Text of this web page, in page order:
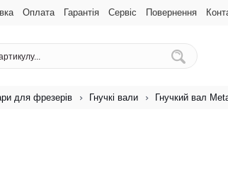
Оплата Гарантія Сервіс Повернення
для фрезерів Гнучкі вали Гнучкий вал